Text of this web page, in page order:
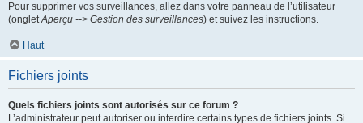
Pour supprimer vos surveillances, allez dans votre panneau de l’utilisateur
(ongletAperçu --> Gestion des surveillances) et suivez les instructions.
Haut
Fichiers joints
Quels fichiers joints sont autorisés sur ce forum ?
L’administrateur peut autoriser ou interdire certains types de fichiers joints. Si